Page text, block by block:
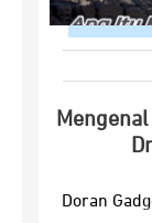
Doran